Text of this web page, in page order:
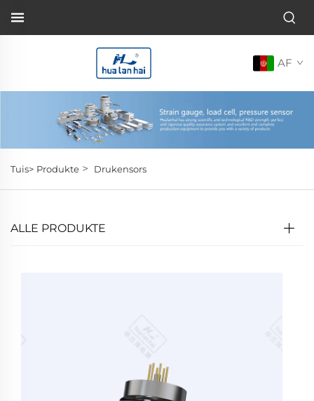
AF
Tuis> Produkte > Drukensors
ALLE PRODUKTE